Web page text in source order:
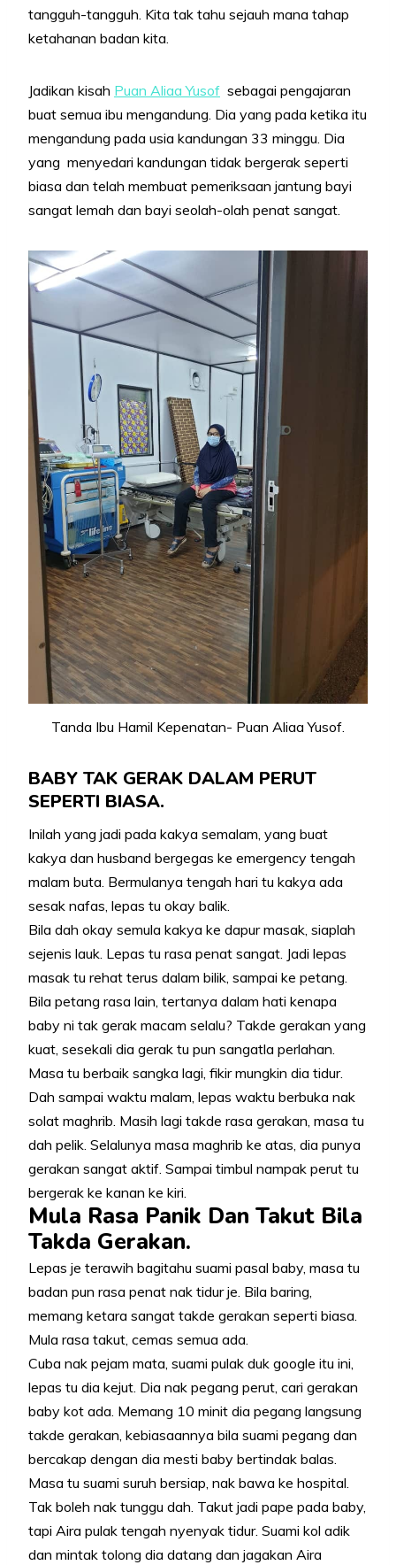
tangguh-tangguh. Kita tak tahu sejauh mana tahap
ketahanan badan kita.
Jadikan kisah Puan Aliaa Yusof sebagai pengajaran
buat semua ibu mengandung. Dia yang pada ketika itu
mengandung pada usia kandungan 33 minggu. Dia
yang menyedari kandungan tidak bergerak seperti
biasa dan telah membuat pemeriksaan jantung bayi
sangat lemah dan bayi seolah-olah penat sangat.
Tanda Ibu Hamil Kepenatan- Puan Aliaa Yusof.
BABY TAK GERAK DALAM PERUT
SEPERTI BIASA.
Inilah yang jadi pada kakya semalam, yang buat
kakya dan husband bergegas ke emergency tengah
malam buta. Bermulanya tengah hari tu kakya ada
sesak nafas, lepas tu okay balik.
Bila dah okay semula kakya ke dapur masak, siaplah
sejenis lauk. Lepas tu rasa penat sangat. Jadi lepas
masak tu rehat terus dalam bilik, sampai ke petang.
Bila petang rasa lain, tertanya dalam hati kenapa
baby ni tak gerak macam selalu? Takde gerakan yang
kuat, sesekali dia gerak tu pun sangatla perlahan.
Masa tu berbaik sangka lagi, fikir mungkin dia tidur.
Dah sampai waktu malam, lepas waktu berbuka nak
solat maghrib. Masih lagi takde rasa gerakan, masa tu
dah pelik. Selalunya masa maghrib ke atas, dia punya
gerakan sangat aktif. Sampai timbul nampak perut tu
bergerak ke kanan ke kiri.
Mula Rasa Panik Dan Takut Bila
Takda Gerakan.
Lepas je terawih bagitahu suami pasal baby, masa tu
badan pun rasa penat nak tidur je. Bila baring,
memang ketara sangat takde gerakan seperti biasa.
Mula rasa takut, cemas semua ada.
Cuba nak pejam mata, suami pulak duk google itu ini,
lepas tu dia kejut. Dia nak pegang perut, cari gerakan
baby kot ada. Memang 10 minit dia pegang langsung
takde gerakan, kebiasaannya bila suami pegang dan
bercakap dengan dia mesti baby bertindak balas.
Masa tu suami suruh bersiap, nak bawa ke hospital.
Tak boleh nak tunggu dah. Takut jadi pape pada baby,
tapi Aira pulak tengah nyenyak tidur. Suami kol adik
dan mintak tolong dia datang dan jagakan Aira